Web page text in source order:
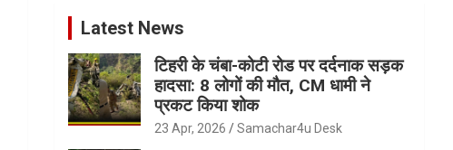
Latest News
टिहरी के चंबा-कोटी रोड पर दर्दनाक सड़क
हादसा: 8 लोगों की मौत, CM धामी ने
प्रकट किया शोक
23 Apr, 2026 Samachar4u Desk